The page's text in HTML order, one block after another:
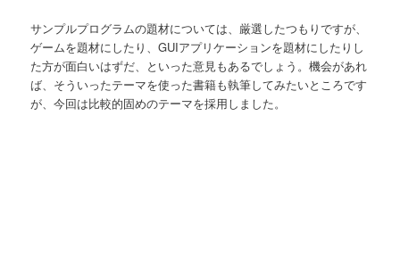
サンプルプログラムの題材については、厳選したつもりですが、
ゲームを題材にしたり、GUIアプリケーションを題材にしたりし
た方が面白いはずだ、といった意見もあるでしょう。機会があれ
ば、そういったテーマを使った書籍も執筆してみたいところです
が、今回は比較的固めのテーマを採用しました。